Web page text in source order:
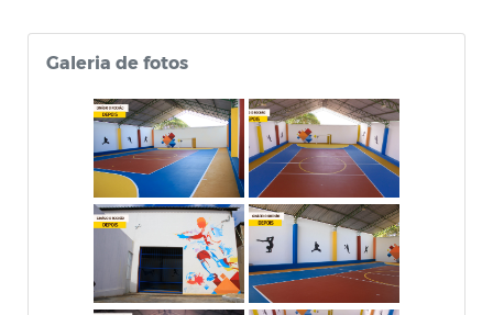
Galeria de fotos